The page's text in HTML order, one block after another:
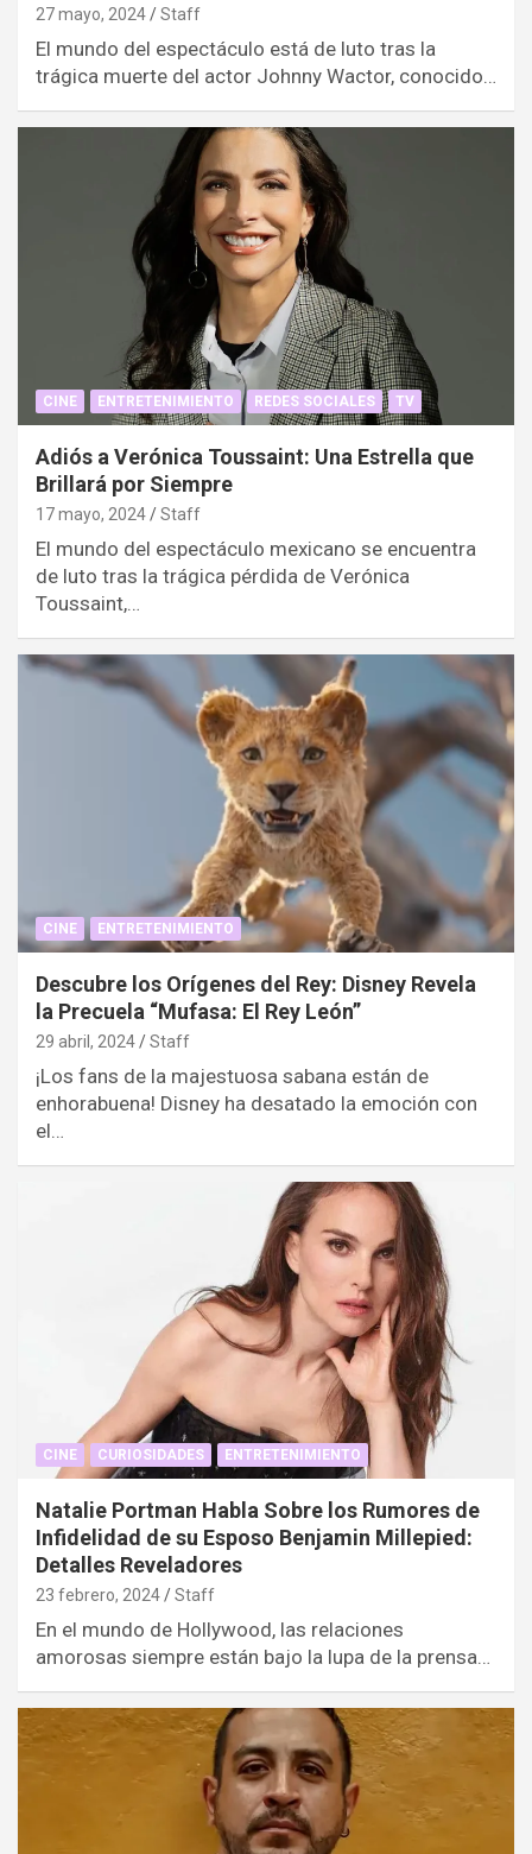
27 mayo, 2024 Staff
El mundo del espectáculo está de luto tras la
trágica muerte del actor Johnny Wactor, conocido…
CINE ENTRETENIMIENTO REDES SOCIALES TV
Adiós a Verónica Toussaint: Una Estrella que
Brillará por Siempre
17 mayo, 2024 Staff
El mundo del espectáculo mexicano se encuentra
de luto tras la trágica pérdida de Verónica
Toussaint,…
CINE ENTRETENIMIENTO
Descubre los Orígenes del Rey: Disney Revela
la Precuela “Mufasa: El Rey León”
29 abril, 2024 Staff
¡Los fans de la majestuosa sabana están de
enhorabuena! Disney ha desatado la emoción con
el…
CINE CURIOSIDADES ENTRETENIMIENTO
Natalie Portman Habla Sobre los Rumores de
Infidelidad de su Esposo Benjamin Millepied:
Detalles Reveladores
23 febrero, 2024 Staff
En el mundo de Hollywood, las relaciones
amorosas siempre están bajo la lupa de la prensa…